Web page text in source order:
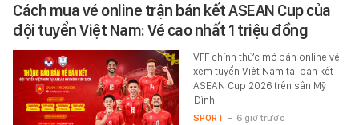
Cách mua vé online trận bán kết ASEAN Cup của
đội tuyển Việt Nam: Vé cao nhất 1 triệu đồng
VFF chính thức mở bán online vé
xem tuyển Việt Nam tại bán kết
ASEAN Cup 2026 trên sân Mỹ
Đình.
SPORT - 6 giờ trước